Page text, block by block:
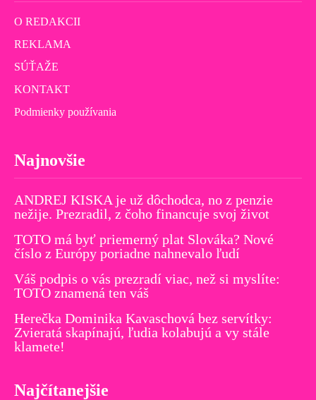
O REDAKCII
REKLAMA
SÚŤAŽE
KONTAKT
Podmienky používania
Najnovšie
ANDREJ KISKA je už dôchodca, no z penzie
nežije. Prezradil, z čoho financuje svoj život
TOTO má byť priemerný plat Slováka? Nové
číslo z Európy poriadne nahnevalo ľudí
Váš podpis o vás prezradí viac, než si myslíte:
TOTO znamená ten váš
Herečka Dominika Kavaschová bez servítky:
Zvieratá skapínajú, ľudia kolabujú a vy stále
klamete!
Najčítanejšie